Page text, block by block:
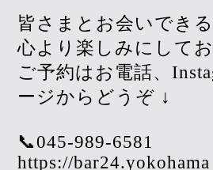
皆さまとお会いでき
心より楽しみにしてお
ご予約はお電話、
ージからどうぞ ↓
📞045-989-6581
https://bar24.yokohama